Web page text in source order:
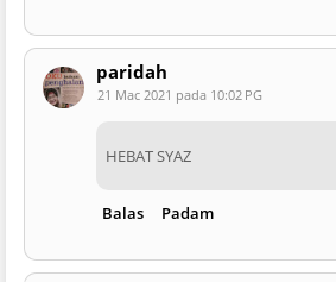
paridah
21 Mac 2021 pada 10:02 PG
HEBAT SYAZ
Balas Padam